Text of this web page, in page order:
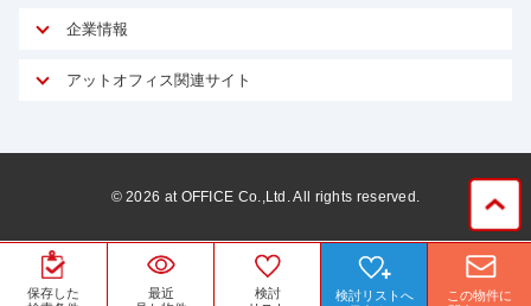
保存した
最近
検討
検討リストへ
この物件に
オフィスお役立ちコラム
マイソク作成
物件情報から成約賃料を予測
リノベーション
サブリース
ビルを売却してビジネス拡大
賃料保証サービス
サービス内容
内装に関するよくある質問
企業情報
WEBフォームからお問い合わせ
アットオフィス関連サイト
アットレジデンス
ビルアド
ベンチャー・フォーラム
©2026 at OFFICE Co.,Ltd. All rights reserved.